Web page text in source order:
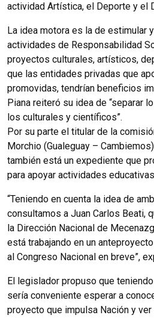
actividad Artística, el Deporte y el
La idea motora es la de estimular
actividades de Responsabilidad
proyectos culturales, artísticos,
que las entidades privadas que
promovidas, tendrían beneficios
Piana reiteró su idea de “separar
los culturales y científicos”.
Por su parte el titular de la
Morchio (Gualeguay –
también está un expediente que
para apoyar actividades
“Teniendo en cuenta la idea de
consultamos a Juan Carlos Beati,
la Dirección Nacional de
está trabajando en un
al Congreso Nacional en breve”,
El legislador propuso que
sería conveniente esperar a
proyecto que impulsa Nación y